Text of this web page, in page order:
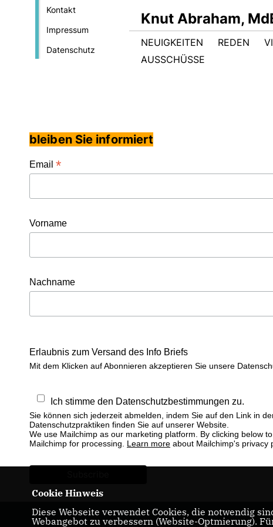
Kontakt
Impressum
Datenschutz
Knut Abraham,
NEUIGKEITEN REDEN
AUSSCHÜSSE
bleiben Sie informiert
Email *
Vorname
Nachname
Erlaubnis zum Versand des Info Briefs
Mit dem Klicken auf Abonnieren akzeptieren Sie unsere
Ich stimme den Datenschutzbestimmungen zu.
Sie können sich jederzeit abmelden, indem Sie auf den Link in
Datenschutzpraktiken finden Sie auf unserer Website.
We use Mailchimp as our marketing platform. By clicking below
Mailchimp for processing. Learn more about Mailchimp's privacy
Cookie Hinweis
Diese Webseite verwendet Cookies, die notwendig
Webangebot zu verbessern (Website-Optmierung).